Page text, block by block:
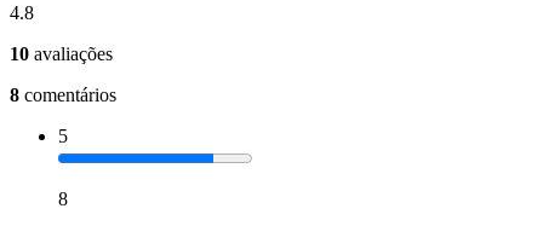
4.8
10 avaliações
8 comentários
5
8